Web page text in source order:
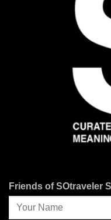
Friends of SOtraveler